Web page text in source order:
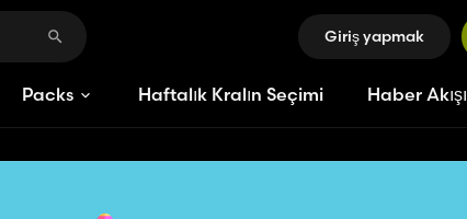
Giriş yapmak
Packs Haftalık Kralın Seçimi Haber Akışı